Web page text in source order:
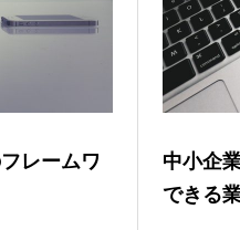
レームワ
中小企
できる